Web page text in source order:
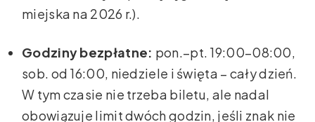
miejska na 2026 r.).
Godziny bezpłatne: pon.–pt. 19:00–08:00,
sob. od 16:00, niedziele i święta – cały dzień.
W tym czasie nie trzeba biletu, ale nadal
obowiązuje limit dwóch godzin, jeśli znak nie